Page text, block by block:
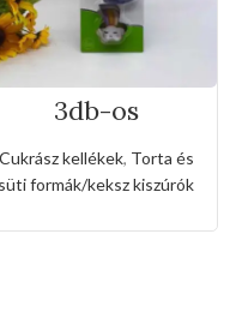
3db-os
rozsdamentes
kiszúró készlet
unikornis és
szivárvány
Cukrász kellékek, Torta és
süti formák/keksz kiszúrók